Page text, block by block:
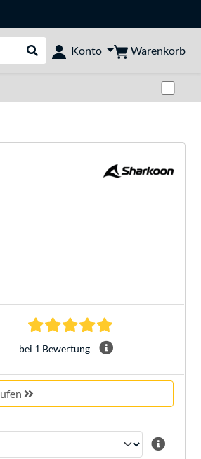
Suche durchführen
Konto Warenkorb
5.0 Sterne bei 1
bei 1 Bewertung